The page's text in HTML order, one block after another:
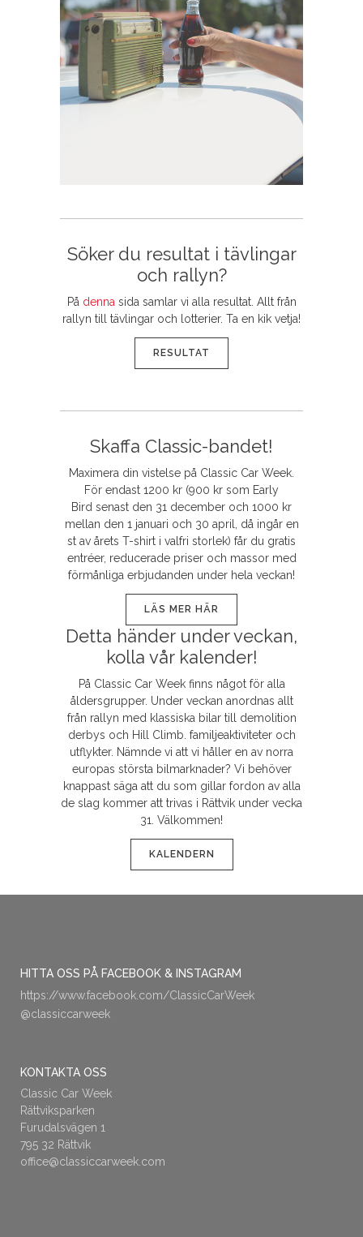
Söker du resultat i tävlingar
och rallyn?
På denna sida samlar vi alla resultat. Allt från
rallyn till tävlingar och lotterier. Ta en kik vetja!
RESULTAT
Skaffa Classic-bandet!
Maximera din vistelse på Classic Car Week.
För endast 1200 kr (900 kr som Early
Bird senast den 31 december och 1000 kr
mellan den 1 januari och 30 april, då ingår en
st av årets T-shirt i valfri storlek) får du gratis
entréer, reducerade priser och massor med
förmånliga erbjudanden under hela veckan!
LÄS MER HÄR
Detta händer under veckan,
kolla vår kalender!
På Classic Car Week finns något för alla
åldersgrupper. Under veckan anordnas allt
från rallyn med klassiska bilar till demolition
derbys och Hill Climb. familjeaktiviteter och
utflykter. Nämnde vi att vi håller en av norra
europas största bilmarknader? Vi behöver
knappast säga att du som gillar fordon av alla
de slag kommer att trivas i Rättvik under vecka
31. Välkommen!
KALENDERN
HITTA OSS PÅ FACEBOOK & INSTAGRAM
https://www.facebook.com/ClassicCarWeek
@classiccarweek
KONTAKTA OSS
Classic Car Week
Rättviksparken
Furudalsvägen 1
795 32 Rättvik
office@classiccarweek.com